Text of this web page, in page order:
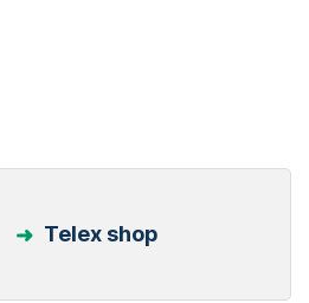
Telex shop